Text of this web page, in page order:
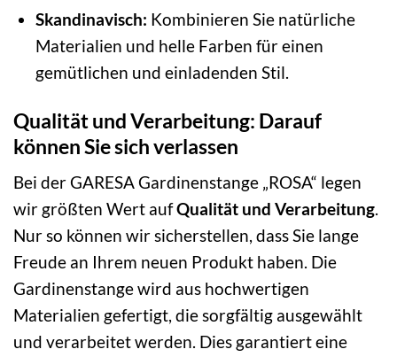
Skandinavisch: Kombinieren Sie natürliche
Materialien und helle Farben für einen
gemütlichen und einladenden Stil.
Qualität und Verarbeitung: Darauf
können Sie sich verlassen
Bei der GARESA Gardinenstange „ROSA“ legen
wir größten Wert aufQualität und Verarbeitung.
Nur so können wir sicherstellen, dass Sie lange
Freude an Ihrem neuen Produkt haben. Die
Gardinenstange wird aus hochwertigen
Materialien gefertigt, die sorgfältig ausgewählt
und verarbeitet werden. Dies garantiert eine